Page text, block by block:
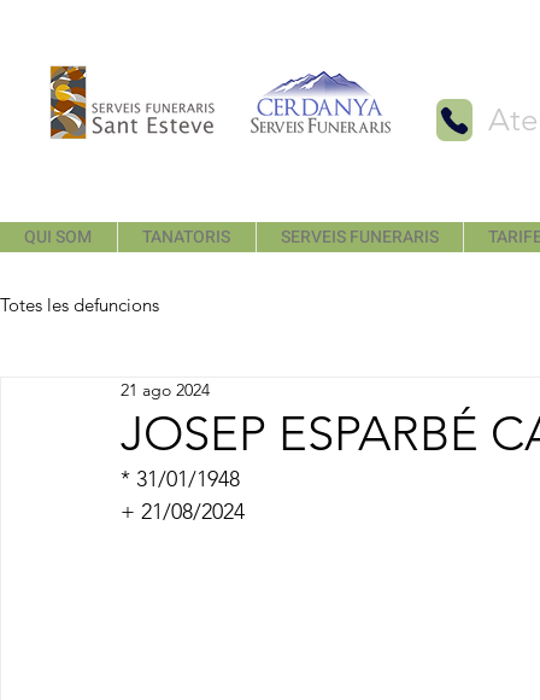
QUI SOM TANATORIS SERVEIS FUNERARIS
Totes les defuncions
JOSEP ESPARBÉ
21 ago 2024
* 31/01/1948
+ 21/08/2024